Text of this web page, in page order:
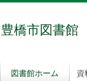
豊橋市図書館
図書館ホーム 資